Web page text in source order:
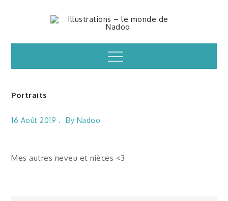
Illustrations – le
monde de Nadoo
Menu
Portraits
16 Août 2019 By Nadoo
Mes autres neveu et nièces <3